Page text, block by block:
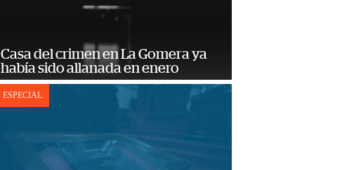
Casa del crimen en La Gomera ya
había sido allanada en enero
ESPECIAL